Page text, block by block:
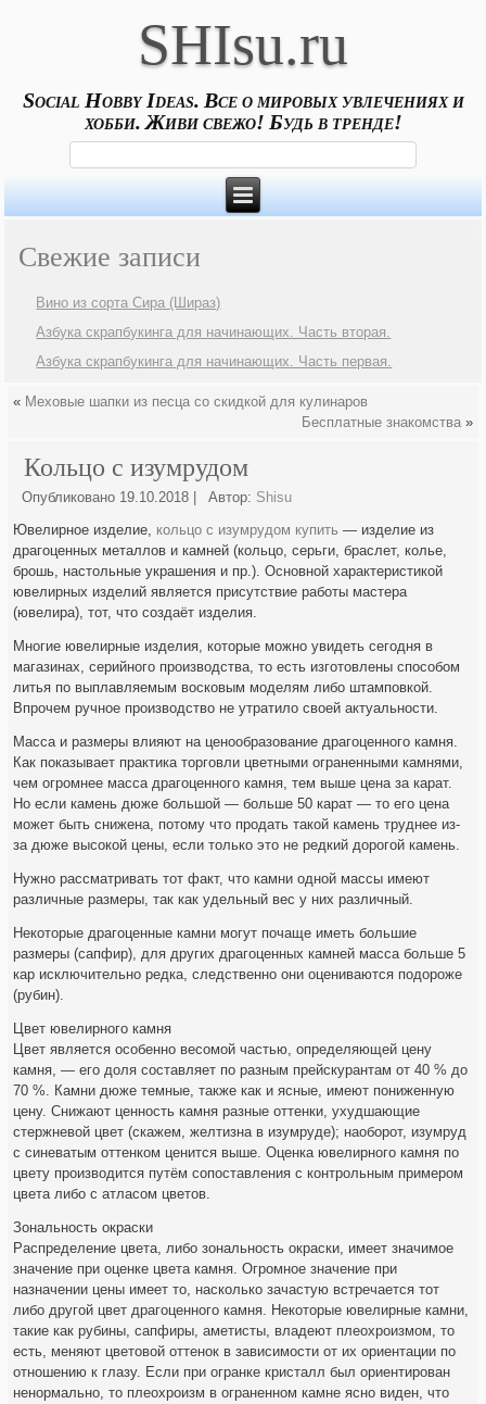
SHIsu.ru
Social Hobby Ideas. Все о мировых увлечениях и
хобби. Живи свежо! Будь в тренде!
Свежие записи
Вино из сорта Сира (Шираз)
Азбука скрапбукинга для начинающих. Часть вторая.
Азбука скрапбукинга для начинающих. Часть первая.
« Меховые шапки из песца со скидкой для кулинаров
Бесплатные знакомства»
Кольцо с изумрудом
Опубликовано 19.10.2018 Автор: Shisu
Ювелирное изделие, кольцо с изумрудом купить — изделие из
драгоценных металлов и камней (кольцо, серьги, браслет, колье,
брошь, настольные украшения и пр.). Основной характеристикой
ювелирных изделий является присутствие работы мастера
(ювелира), тот, что создаёт изделия.
Многие ювелирные изделия, которые можно увидеть сегодня в
магазинах, серийного производства, то есть изготовлены способом
литья по выплавляемым восковым моделям либо штамповкой.
Впрочем ручное производство не утратило своей актуальности.
Масса и размеры влияют на ценообразование драгоценного камня.
Как показывает практика торговли цветными ограненными камнями,
чем огромнее масса драгоценного камня, тем выше цена за карат.
Но если камень дюже большой — больше 50 карат — то его цена
может быть снижена, потому что продать такой камень труднее из-
за дюже высокой цены, если только это не редкий дорогой камень.
Нужно рассматривать тот факт, что камни одной массы имеют
различные размеры, так как удельный вес у них различный.
Некоторые драгоценные камни могут почаще иметь большие
размеры (сапфир), для других драгоценных камней масса больше 5
кар исключительно редка, следственно они оцениваются подороже
(рубин).
Цвет ювелирного камня
Цвет является особенно весомой частью, определяющей цену
камня, — его доля составляет по разным прейскурантам от 40 % до
70 %. Камни дюже темные, также как и ясные, имеют пониженную
цену. Снижают ценность камня разные оттенки, ухудшающие
стержневой цвет (скажем, желтизна в изумруде); наоборот, изумруд
с синеватым оттенком ценится выше. Оценка ювелирного камня по
цвету производится путём сопоставления с контрольным примером
цвета либо с атласом цветов.
Зональность окраски
Распределение цвета, либо зональность окраски, имеет значимое
значение при оценке цвета камня. Огромное значение при
назначении цены имеет то, насколько зачастую встречается тот
либо другой цвет драгоценного камня. Некоторые ювелирные камни,
такие как рубины, сапфиры, аметисты, владеют плеохроизмом, то
есть, меняют цветовой оттенок в зависимости от их ориентации по
отношению к глазу. Если при огранке кристалл был ориентирован
ненормально, то плеохроизм в ограненном камне ясно виден, что